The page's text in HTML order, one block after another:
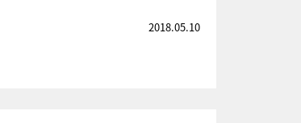
2018.05.10